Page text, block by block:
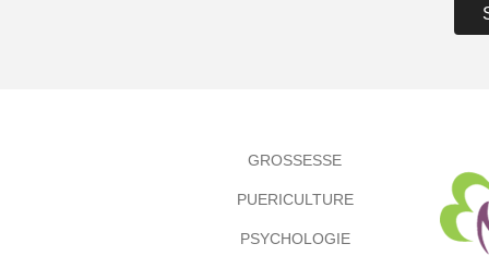
GROSSESSE
PUERICULTURE
PSYCHOLOGIE